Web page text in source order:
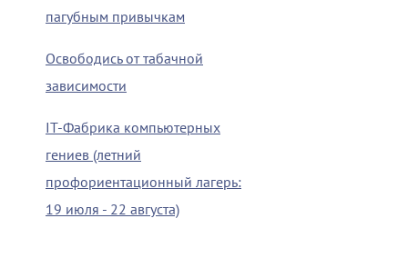
пагубным привычкам
Освободись от табачной
зависимости
IT-Фабрика компьютерных
гениев (летний
профориентационный лагерь:
19 июля - 22 августа)